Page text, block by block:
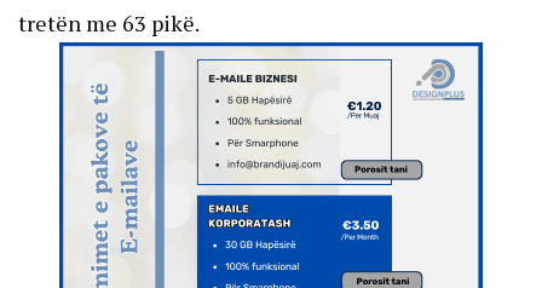
tretën me 63 pikë.